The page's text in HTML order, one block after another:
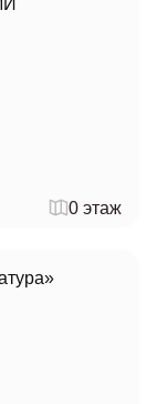
0 этаж